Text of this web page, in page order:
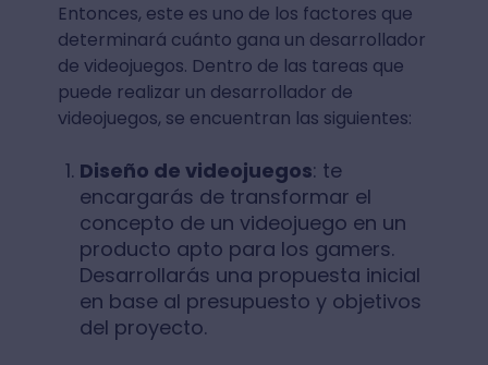
Entonces, este es uno de los factores que
determinará cuánto gana un desarrollador
de videojuegos. Dentro de las tareas que
puede realizar un desarrollador de
videojuegos, se encuentran las siguientes:
Diseño de videojuegos: te
encargarás de transformar el
concepto de un videojuego en un
producto apto para los gamers.
Desarrollarás una propuesta inicial
en base al presupuesto y objetivos
del proyecto.